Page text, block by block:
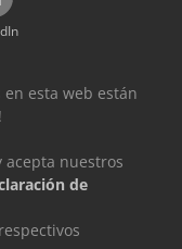
esta web están
acepta nuestros
de